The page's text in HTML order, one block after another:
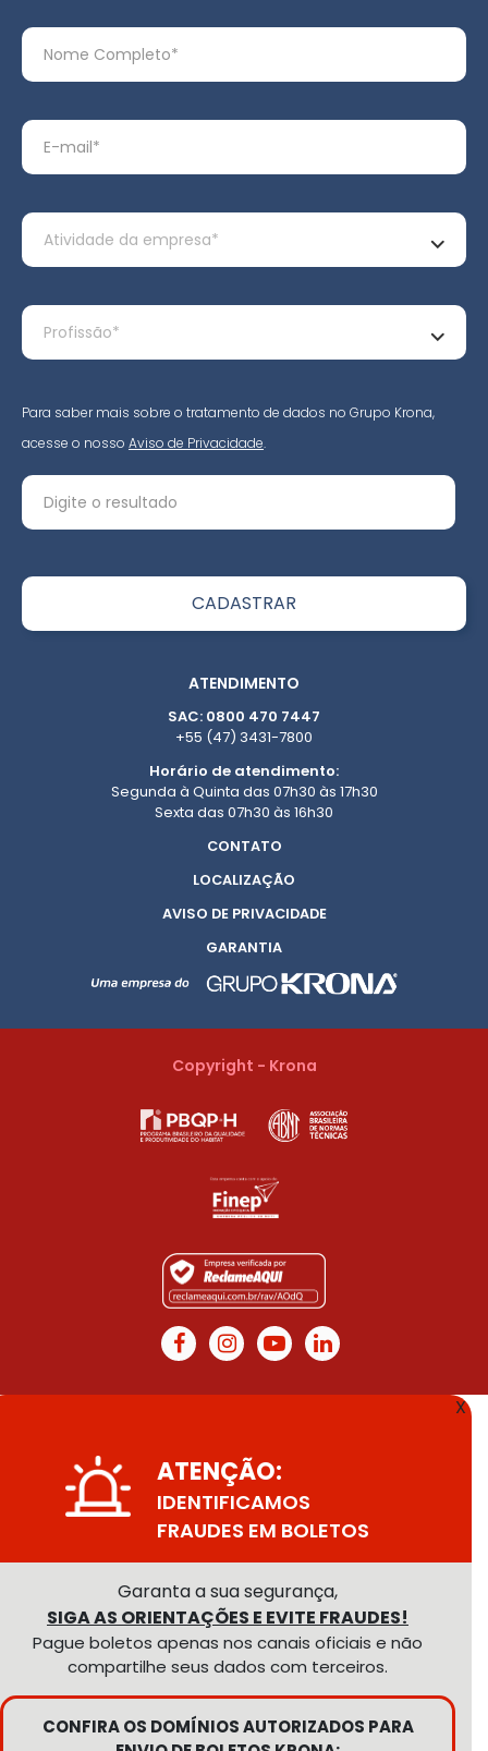
Para saber mais sobre o tratamento de dados no Grupo Krona,
acesse o nosso Aviso de Privacidade.
ATENDIMENTO
SAC: 0800 470 7447
+55 (47) 3431-7800
Horário de atendimento:
Segunda à Quinta das 07h30 às 17h30
Sexta das 07h30 às 16h30
CONTATO
LOCALIZAÇÃO
AVISO DE PRIVACIDADE
GARANTIA
Copyright - Krona
X
ATENÇÃO:
IDENTIFICAMOS
FRAUDES EM BOLETOS
Garanta a sua segurança,
SIGA AS ORIENTAÇÕES E EVITE FRAUDES!
Pague boletos apenas nos canais oficiais e não
compartilhe seus dados com terceiros.
CONFIRA OS DOMÍNIOS AUTORIZADOS PARA